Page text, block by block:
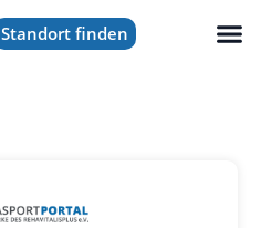
Standort finden